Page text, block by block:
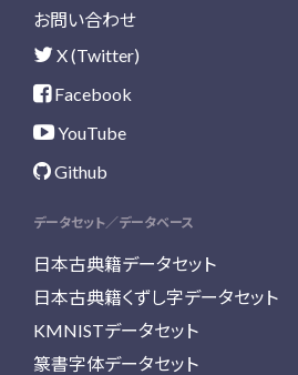
お問い合わせ
X (Twitter)
Facebook
YouTube
Github
データセット／データベース
日本古典籍データセット
日本古典籍くずし字データセット
KMNISTデータセット
篆書字体データセット